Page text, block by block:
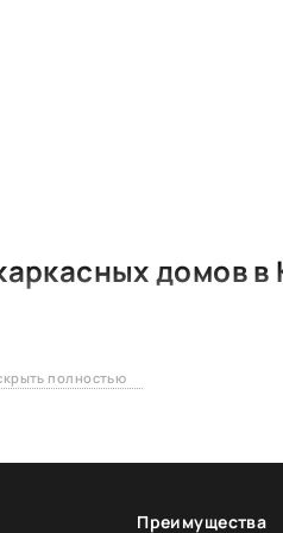
домов в
magni numquam?
ipsa
полностью
Преимущества